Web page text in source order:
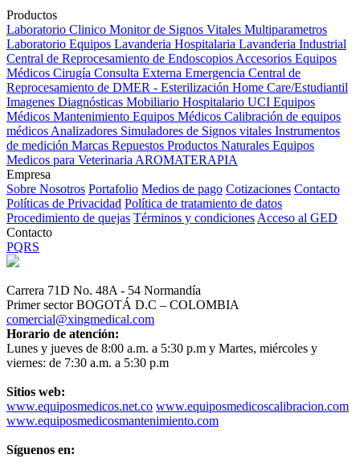
Productos
Laboratorio Clinico Monitor de Signos Vitales Multiparametros
Laboratorio Equipos Lavanderia Hospitalaria Lavanderia Industrial
Central de Reprocesamiento de Endoscopios Accesorios Equipos
Médicos Cirugía Consulta Externa Emergencia Central de
Reprocesamiento de DMER - Esterilización Home Care/Estudiantil
Imagenes Diagnósticas Mobiliario Hospitalario UCI Equipos
Médicos Mantenimiento Equipos Médicos Calibración de equipos
médicos Analizadores Simuladores de Signos vitales Instrumentos
de medición Marcas Repuestos Productos Naturales Equipos
Medicos para Veterinaria AROMATERAPIA
Empresa
Sobre Nosotros Portafolio Medios de pago Cotizaciones Contacto
Políticas de Privacidad Política de tratamiento de datos
Procedimiento de quejas Términos y condiciones Acceso al GED
Contacto
PQRS
Carrera 71D No. 48A - 54 Normandía
Primer sector BOGOTÁ D.C – COLOMBIA
comercial@xingmedical.com
Horario de atención:
Lunes y jueves de 8:00 a.m. a 5:30 p.m y Martes, miércoles y
viernes: de 7:30 a.m. a 5:30 p.m
Sitios web:
www.equiposmedicos.net.co www.equiposmedicoscalibracion.com
www.equiposmedicosmantenimiento.com
Síguenos en: